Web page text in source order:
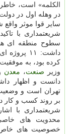
الكلمه» است،
در وهله اول در
سایر قوا موثر واقع
شریعتمداری با
سطوح منطقه ای هم
داشت: ۱۱
كرده بود، به
وزیر صنعت، معدن
دانست و اظهار
تهران است و
بر روند كسب و كار
شریعتمداری با
محدویت های
خصوصیت های خاص